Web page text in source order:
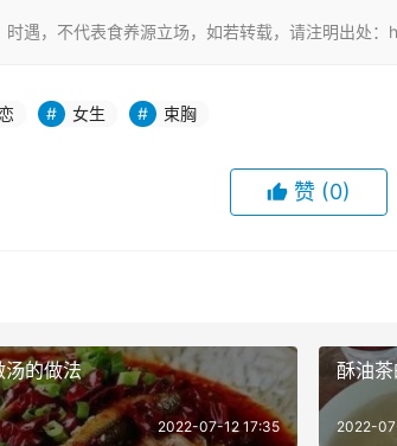
时遇，不代表食养源立场，如若转载，请注明出处
女生 束胸
赞 (0)
汤的做法
2022-07-12 17:35
酥油
2022-